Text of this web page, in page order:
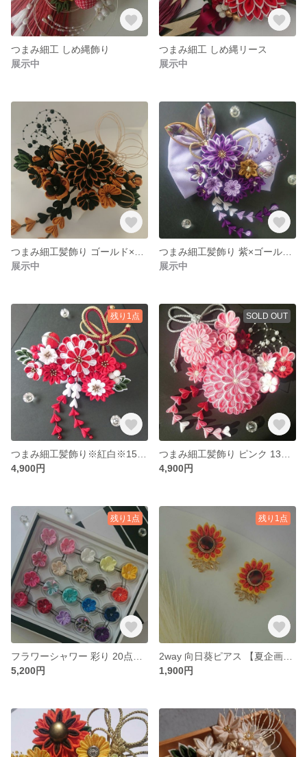
つまみ細工 しめ縄飾り
展示中
つまみ細工 しめ縄リース
展示中
展示中
展示中
残り1点
4,900円
SOLD OUT
4,900円
残り1点
5,200円
残り1点
1,900円